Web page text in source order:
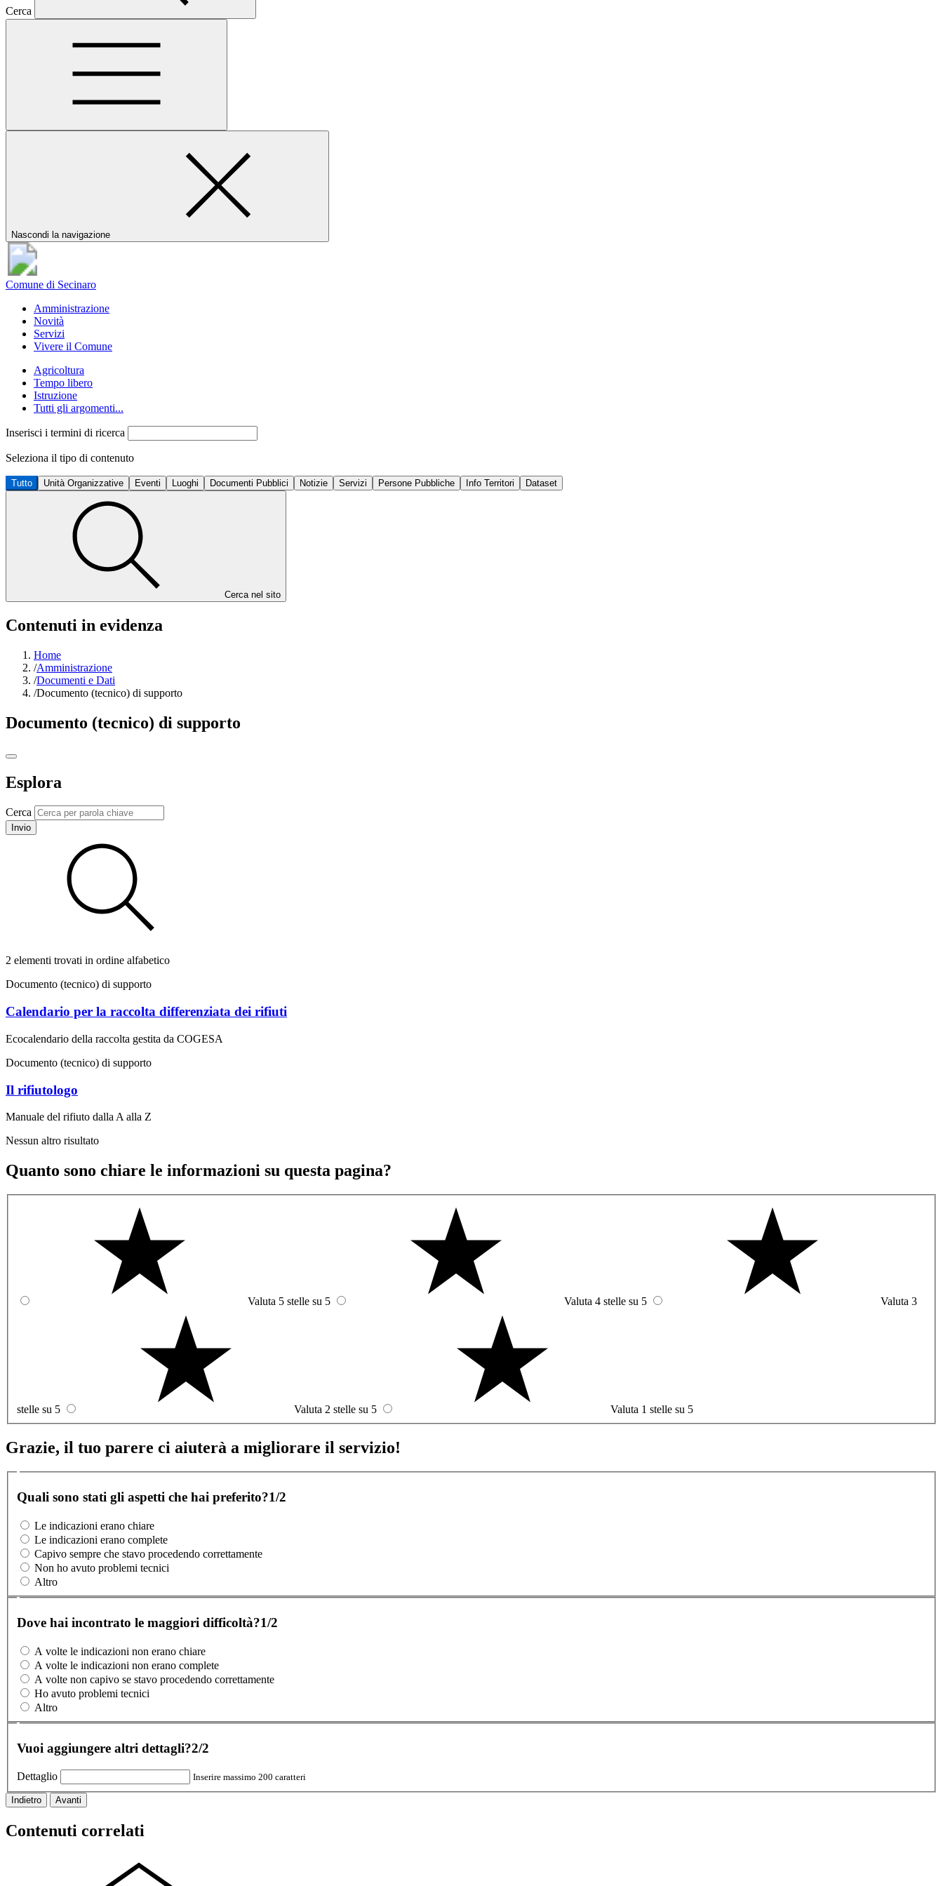
Cerca
Nascondi la navigazione
Comune di Secinaro
Amministrazione
Novità
Servizi
Vivere il Comune
Agricoltura
Tempo libero
Istruzione
Tutti gli argomenti...
Inserisci i termini di ricerca
Seleziona il tipo di contenuto
Tutto Unità Organizzative Eventi Luoghi Documenti Pubblici Notizie Servizi Persone Pubbliche Info Territori Dataset
Cerca nel sito
Contenuti in evidenza
Home
/Amministrazione
/Documenti e Dati
/Documento (tecnico) di supporto
Documento (tecnico) di supporto
Esplora
Cerca
Invio
2 elementi trovati in ordine alfabetico
Documento (tecnico) di supporto
Calendario per la raccolta differenziata dei rifiuti
Ecocalendario della raccolta gestita da COGESA
Documento (tecnico) di supporto
Il rifiutologo
Manuale del rifiuto dalla A alla Z
Nessun altro risultato
Quanto sono chiare le informazioni su questa pagina?
Valuta 5 stelle su 5 Valuta 4 stelle su 5 Valuta 3
stelle su 5 Valuta 2 stelle su 5 Valuta 1 stelle su 5
Grazie, il tuo parere ci aiuterà a migliorare il servizio!
Quali sono stati gli aspetti che hai preferito?1/2
Le indicazioni erano chiare
Le indicazioni erano complete
Capivo sempre che stavo procedendo correttamente
Non ho avuto problemi tecnici
Altro
Dove hai incontrato le maggiori difficoltà?1/2
A volte le indicazioni non erano chiare
A volte le indicazioni non erano complete
A volte non capivo se stavo procedendo correttamente
Ho avuto problemi tecnici
Altro
Vuoi aggiungere altri dettagli?2/2
Dettaglio Inserire massimo 200 caratteri
Indietro Avanti
Contenuti correlati